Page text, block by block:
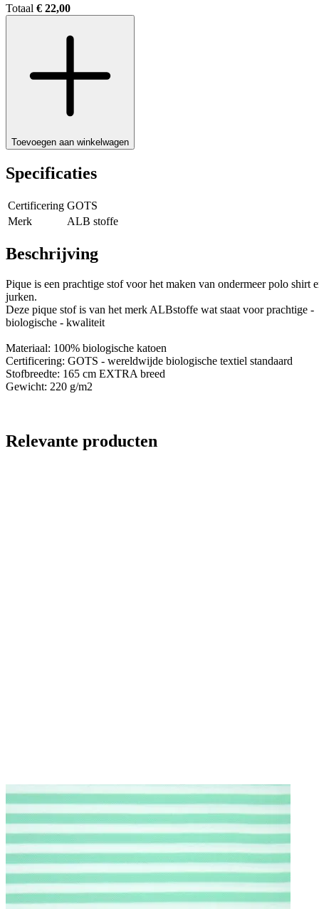
Totaal € 22,00
Toevoegen aan winkelwagen
Specificaties
Certificering GOTS
Merk
ALB stoffe
Beschrijving
Pique is een prachtige stof voor het maken van ondermeer polo shirt
jurken.
Deze pique stof is van het merk ALBstoffe wat staat voor prachtige -
biologische - kwaliteit
Materiaal: 100% biologische katoen
Certificering: GOTS - wereldwijde biologische textiel standaard
Stofbreedte: 165 cm EXTRA breed
Gewicht: 220 g/m2
Relevante producten